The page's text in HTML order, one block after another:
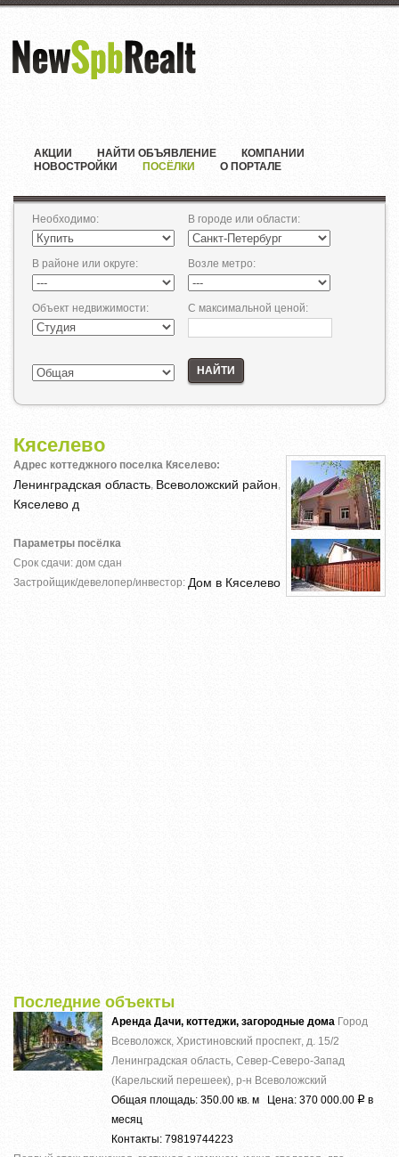
АКЦИИ НАЙТИ ОБЪЯВЛЕНИЕ
КОМПАНИИ
НОВОСТРОЙКИ
ПОСЁЛКИ О ПОРТАЛЕ
Необходимо: В городе или области:
В районе или округе: Возле метро:
Объект недвижимости: С максимальной ценой:
НАЙТИ
Кяселево
Адрес коттеджного поселка Кяселево:
Ленинградская область Всеволожский район
Кяселево д
Параметры посёлка
Срок сдачи: дом сдан
Застройщик/девелопер/инвестор: Дом в Кяселево
Последние объекты
Аренда Дачи, коттеджи, загородные дома Город
Всеволожск, Христиновский проспект, д. 15/2
Ленинградская область, Север-Северо-Запад
(Карельский перешеек), р-н Всеволожский
Общая площадь: 350.00 кв. м Цена: 370 000.00 Р в
месяц
Контакты: 79819744223